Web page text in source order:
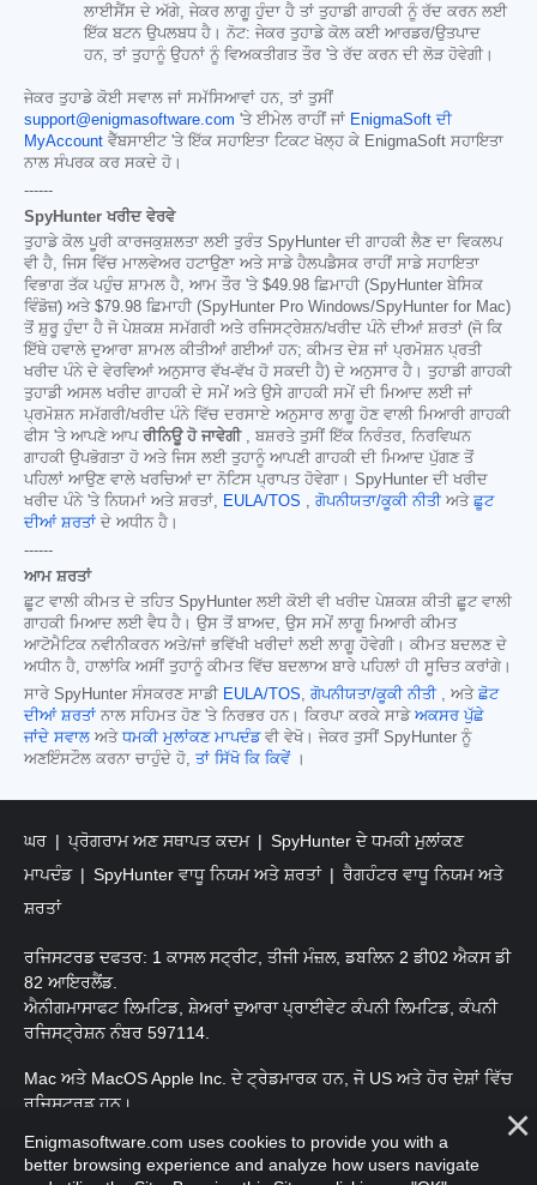
ਲਾਈਸੈਂਸ ਦੇ ਅੱਗੇ, ਜੇਕਰ ਲਾਗੂ ਹੁੰਦਾ ਹੈ ਤਾਂ ਤੁਹਾਡੀ ਗਾਹਕੀ ਨੂੰ ਰੱਦ ਕਰਨ ਲਈ
ਇੱਕ ਬਟਨ ਉਪਲਬਧ ਹੈ। ਨੋਟ: ਜੇਕਰ ਤੁਹਾਡੇ ਕੋਲ ਕਈ ਆਰਡਰ/ਉਤਪਾਦ
ਹਨ, ਤਾਂ ਤੁਹਾਨੂੰ ਉਹਨਾਂ ਨੂੰ ਵਿਅਕਤੀਗਤ ਤੌਰ 'ਤੇ ਰੱਦ ਕਰਨ ਦੀ ਲੋੜ ਹੋਵੇਗੀ।
ਜੇਕਰ ਤੁਹਾਡੇ ਕੋਈ ਸਵਾਲ ਜਾਂ ਸਮੱਸਿਆਵਾਂ ਹਨ, ਤਾਂ ਤੁਸੀਂ
support@enigmasoftware.com 'ਤੇ ਈਮੇਲ ਰਾਹੀਂ ਜਾਂ EnigmaSoft ਦੀ
MyAccount ਵੈੱਬਸਾਈਟ 'ਤੇ ਇੱਕ ਸਹਾਇਤਾ ਟਿਕਟ ਖੋਲ੍ਹ ਕੇ EnigmaSoft ਸਹਾਇਤਾ
ਨਾਲ ਸੰਪਰਕ ਕਰ ਸਕਦੇ ਹੋ।
------
SpyHunter ਖਰੀਦ ਵੇਰਵੇ
ਤੁਹਾਡੇ ਕੋਲ ਪੂਰੀ ਕਾਰਜਕੁਸ਼ਲਤਾ ਲਈ ਤੁਰੰਤ SpyHunter ਦੀ ਗਾਹਕੀ ਲੈਣ ਦਾ ਵਿਕਲਪ
ਵੀ ਹੈ, ਜਿਸ ਵਿੱਚ ਮਾਲਵੇਅਰ ਹਟਾਉਣਾ ਅਤੇ ਸਾਡੇ ਹੈਲਪਡੈਸਕ ਰਾਹੀਂ ਸਾਡੇ ਸਹਾਇਤਾ
ਵਿਭਾਗ ਤੱਕ ਪਹੁੰਚ ਸ਼ਾਮਲ ਹੈ, ਆਮ ਤੌਰ 'ਤੇ $49.98 ਛਿਮਾਹੀ (SpyHunter ਬੇਸਿਕ
ਵਿੰਡੋਜ਼) ਅਤੇ $79.98 ਛਿਮਾਹੀ (SpyHunter Pro Windows/SpyHunter for Mac)
ਤੋਂ ਸ਼ੁਰੂ ਹੁੰਦਾ ਹੈ ਜੋ ਪੇਸ਼ਕਸ਼ ਸਮੱਗਰੀ ਅਤੇ ਰਜਿਸਟ੍ਰੇਸ਼ਨ/ਖਰੀਦ ਪੰਨੇ ਦੀਆਂ ਸ਼ਰਤਾਂ (ਜੋ ਕਿ
ਇੱਥੇ ਹਵਾਲੇ ਦੁਆਰਾ ਸ਼ਾਮਲ ਕੀਤੀਆਂ ਗਈਆਂ ਹਨ; ਕੀਮਤ ਦੇਸ਼ ਜਾਂ ਪ੍ਰਮੋਸ਼ਨ ਪ੍ਰਤੀ
ਖਰੀਦ ਪੰਨੇ ਦੇ ਵੇਰਵਿਆਂ ਅਨੁਸਾਰ ਵੱਖ-ਵੱਖ ਹੋ ਸਕਦੀ ਹੈ) ਦੇ ਅਨੁਸਾਰ ਹੈ। ਤੁਹਾਡੀ ਗਾਹਕੀ
ਤੁਹਾਡੀ ਅਸਲ ਖਰੀਦ ਗਾਹਕੀ ਦੇ ਸਮੇਂ ਅਤੇ ਉਸੇ ਗਾਹਕੀ ਸਮੇਂ ਦੀ ਮਿਆਦ ਲਈ ਜਾਂ
ਪ੍ਰਮੋਸ਼ਨ ਸਮੱਗਰੀ/ਖਰੀਦ ਪੰਨੇ ਵਿੱਚ ਦਰਸਾਏ ਅਨੁਸਾਰ ਲਾਗੂ ਹੋਣ ਵਾਲੀ ਮਿਆਰੀ ਗਾਹਕੀ
ਫੀਸ 'ਤੇ ਆਪਣੇ ਆਪ ਰੀਨਿਊ ਹੋ ਜਾਵੇਗੀ, ਬਸ਼ਰਤੇ ਤੁਸੀਂ ਇੱਕ ਨਿਰੰਤਰ, ਨਿਰਵਿਘਨ
ਗਾਹਕੀ ਉਪਭੋਗਤਾ ਹੋ ਅਤੇ ਜਿਸ ਲਈ ਤੁਹਾਨੂੰ ਆਪਣੀ ਗਾਹਕੀ ਦੀ ਮਿਆਦ ਪੁੱਗਣ ਤੋਂ
ਪਹਿਲਾਂ ਆਉਣ ਵਾਲੇ ਖਰਚਿਆਂ ਦਾ ਨੋਟਿਸ ਪ੍ਰਾਪਤ ਹੋਵੇਗਾ। SpyHunter ਦੀ ਖਰੀਦ
ਖਰੀਦ ਪੰਨੇ 'ਤੇ ਨਿਯਮਾਂ ਅਤੇ ਸ਼ਰਤਾਂ, EULA/TOS , ਗੋਪਨੀਯਤਾ/ਕੂਕੀ ਨੀਤੀ ਅਤੇ ਛੂਟ
ਦੀਆਂ ਸ਼ਰਤਾਂ ਦੇ ਅਧੀਨ ਹੈ।
------
ਆਮ ਸ਼ਰਤਾਂ
ਛੂਟ ਵਾਲੀ ਕੀਮਤ ਦੇ ਤਹਿਤ SpyHunter ਲਈ ਕੋਈ ਵੀ ਖਰੀਦ ਪੇਸ਼ਕਸ਼ ਕੀਤੀ ਛੂਟ ਵਾਲੀ
ਗਾਹਕੀ ਮਿਆਦ ਲਈ ਵੈਧ ਹੈ। ਉਸ ਤੋਂ ਬਾਅਦ, ਉਸ ਸਮੇਂ ਲਾਗੂ ਮਿਆਰੀ ਕੀਮਤ
ਆਟੋਮੈਟਿਕ ਨਵੀਨੀਕਰਨ ਅਤੇ/ਜਾਂ ਭਵਿੱਖੀ ਖਰੀਦਾਂ ਲਈ ਲਾਗੂ ਹੋਵੇਗੀ। ਕੀਮਤ ਬਦਲਣ ਦੇ
ਅਧੀਨ ਹੈ, ਹਾਲਾਂਕਿ ਅਸੀਂ ਤੁਹਾਨੂੰ ਕੀਮਤ ਵਿੱਚ ਬਦਲਾਅ ਬਾਰੇ ਪਹਿਲਾਂ ਹੀ ਸੂਚਿਤ ਕਰਾਂਗੇ।
ਸਾਰੇ SpyHunter ਸੰਸਕਰਣ ਸਾਡੀ EULA/TOS, ਗੋਪਨੀਯਤਾ/ਕੂਕੀ ਨੀਤੀ , ਅਤੇ ਛੋਟ
ਦੀਆਂ ਸ਼ਰਤਾਂ ਨਾਲ ਸਹਿਮਤ ਹੋਣ 'ਤੇ ਨਿਰਭਰ ਹਨ। ਕਿਰਪਾ ਕਰਕੇ ਸਾਡੇ ਅਕਸਰ ਪੁੱਛੇ
ਜਾਂਦੇ ਸਵਾਲ ਅਤੇ ਧਮਕੀ ਮੁਲਾਂਕਣ ਮਾਪਦੰਡਵੀ ਵੇਖੋ। ਜੇਕਰ ਤੁਸੀਂ SpyHunter ਨੂੰ
ਅਣਇੰਸਟੌਲ ਕਰਨਾ ਚਾਹੁੰਦੇ ਹੋ, ਤਾਂ ਸਿੱਖੋ ਕਿ ਕਿਵੇਂ।
ਘਰ ਪ੍ਰੋਗਰਾਮ ਅਣ ਸਥਾਪਤ ਕਦਮ
SpyHunter ਦੇ ਧਮਕੀ ਮੁਲਾਂਕਣ
ਮਾਪਦੰਡ
SpyHunter ਵਾਧੂ ਨਿਯਮ ਅਤੇ ਸ਼ਰਤਾਂ
ਰੈਗਹੰਟਰ ਵਾਧੂ ਨਿਯਮ ਅਤੇ
ਸ਼ਰਤਾਂ
ਰਜਿਸਟਰਡ ਦਫਤਰ: 1 ਕਾਸਲ ਸਟ੍ਰੀਟ, ਤੀਜੀ ਮੰਜ਼ਲ, ਡਬਲਿਨ 2 ਡੀ02 ਐਕਸ ਡੀ
82 ਆਇਰਲੈਂਡ.
ਐਨੀਗਮਾਸਾਫਟ ਲਿਮਟਿਡ, ਸ਼ੇਅਰਾਂ ਦੁਆਰਾ ਪ੍ਰਾਈਵੇਟ ਕੰਪਨੀ ਲਿਮਟਿਡ, ਕੰਪਨੀ
ਰਜਿਸਟ੍ਰੇਸ਼ਨ ਨੰਬਰ 597114.
Mac ਅਤੇ MacOS Apple Inc. ਦੇ ਟ੍ਰੇਡਮਾਰਕ ਹਨ, ਜੋ US ਅਤੇ ਹੋਰ ਦੇਸ਼ਾਂ ਵਿੱਚ
ਰਜਿਸਟਰਡ ਹਨ।
ਕਾਪੀਰਾਈਟ 2016-2025 . ਐਨੀਗਮਾਸੋਫਟ ਲਿਮਟਿਡ ਸਾਰੇ ਹੱਕ ਰਾਖਵੇਂ ਹਨ.
Enigmasoftware.com uses cookies to provide you with a
better browsing experience and analyze how users navigate